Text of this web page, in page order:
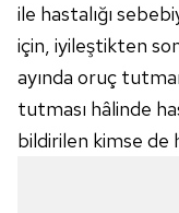
ile hastalığı
için, iyileştikten
ayında oruç
tutması hâlinde
bildirilen kimse de